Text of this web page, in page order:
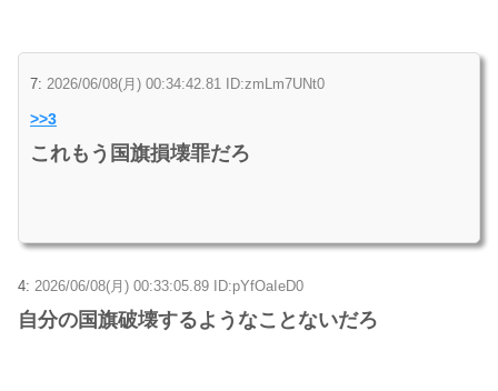
7: 2026/06/08(月) 00:34:42.81 ID:zmLm7UNt0
>>3
これもう国旗損壊罪だろ
4: 2026/06/08(月) 00:33:05.89 ID:pYfOaIeD0
自分の国旗破壊するようなことないだろ